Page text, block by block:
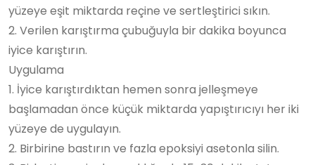
yüzeye eşit miktarda reçine ve sertleştirici sıkın.
2. Verilen karıştırma çubuğuyla bir dakika boyunca
iyice karıştırın.
Uygulama
1. İyice karıştırdıktan hemen sonra jelleşmeye
başlamadan önce küçük miktarda yapıştırıcıyı her iki
yüzeye de uygulayın.
2. Birbirine bastırın ve fazla epoksiyi asetonla silin.